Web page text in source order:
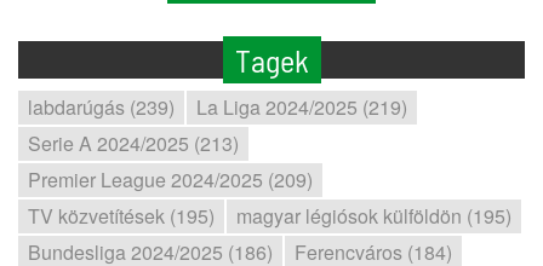
Tagek
labdarúgás (239)
La Liga 2024/2025 (219)
Serie A 2024/2025 (213)
Premier League 2024/2025 (209)
TV közvetítések (195)
magyar légiósok külföldön (195)
Bundesliga 2024/2025 (186)
Ferencváros (184)